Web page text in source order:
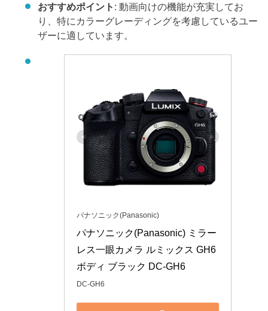
おすすめポイント : 動画向けの機能が充実してお
り、特にカラーグレーディングを考慮しているユー
ザーに適しています。
パナソニック(Panasonic)
パナソニック(Panasonic) ミラー
レス一眼カメラ ルミックス GH6
ボディ ブラック DC-GH6
DC-GH6